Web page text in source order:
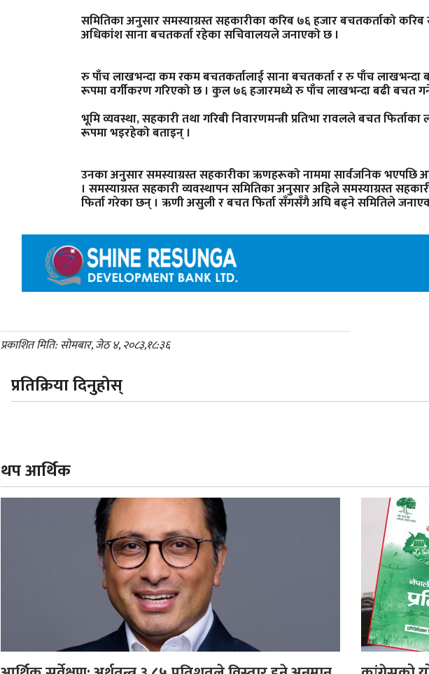
समितिका अनुसार समस्याग्रस्त सहकारीका करिब ७६ हजार बचतकर्ताको करिब
अधिकांश साना बचतकर्ता रहेका सचिवालयले जनाएको छ ।
रु पाँच लाखभन्दा कम रकम बचतकर्तालाई साना बचतकर्ता र रु पाँच लाखभन्दा
रूपमा वर्गीकरण गरिएको छ । कुल ७६ हजारमध्ये रु पाँच लाखभन्दा बढी बचत
भूमि व्यवस्था, सहकारी तथा गरिबी निवारणमन्त्री प्रतिभा रावलले बचत
रूपमा भइरहेको बताइन् ।
उनका अनुसार समस्याग्रस्त सहकारीका ऋणहरूको नाममा सार्वजनिक भएपछि
। समस्याग्रस्त सहकारी व्यवस्थापन समितिका अनुसार अहिले समस्याग्रस्त
फिर्ता गरेका छन् । ऋणी असुली र बचत फिर्ता सँगसँगै अघि बढ्ने समितिले
प्रकाशित मिति: सोमबार, जेठ ४, २०८३,१८:३६
प्रतिक्रिया दिनुहोस्
थप आर्थिक